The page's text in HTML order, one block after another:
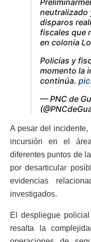
neutralizado
disparos
fiscales que
en colonia
Policías y
momento la
continúa.
— PNC de
A pesar del
incursión en el
diferentes puntos de
por desarticular
evidencias
investigados.
El despliegue
resalta la